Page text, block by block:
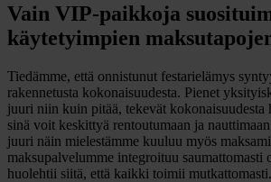
Vain VIP-paikkoja
käytetyimpien
Tiedämme, että onnistunut festarielämys
rakennetusta kokonaisuudesta. Pienet
juuri niin kuin pitää, tekevät kokonaisuudesta
sinä voit keskittyä rentoutumaan ja
juuri näin mielestämme kuuluu myös
maksupalvelumme integroituu saumattomasti
huolehtii siitä, että kaikki toimii mutkattomasti.